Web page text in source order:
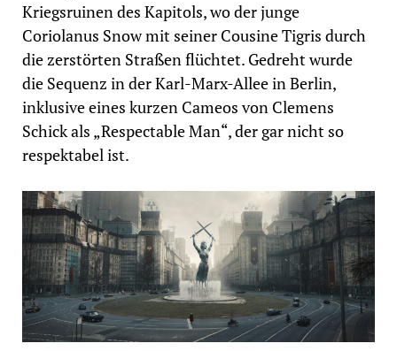
Kriegsruinen des Kapitols, wo der junge
Coriolanus Snow mit seiner Cousine Tigris durch
die zerstörten Straßen flüchtet. Gedreht wurde
die Sequenz in der Karl-Marx-Allee in Berlin,
inklusive eines kurzen Cameos von Clemens
Schick als „Respectable Man“, der gar nicht so
respektabel ist.